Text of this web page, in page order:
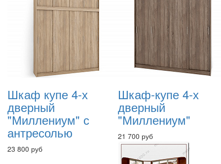
Шкаф купе 4-х
дверный
"Миллениум" с
антресолью
23 800 руб
Шкаф-купе 4-х
дверный
"Миллениум"
21 700 руб